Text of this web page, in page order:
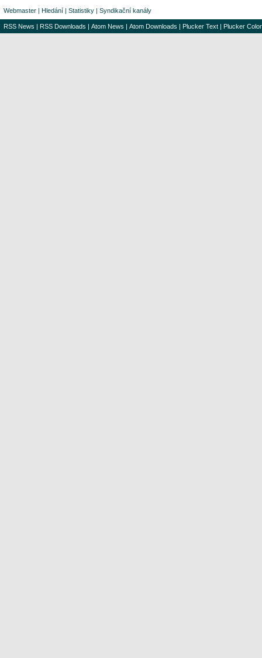
Webmaster | Hledání | Statistiky | Syndikační kanály
RSS News | RSS Downloads | Atom News | Atom Downloads | Plucker Text | Plucker Color